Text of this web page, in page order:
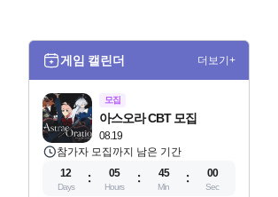
게임 캘린더 더보기+
모집
08.19
아스오라 CBT 모집
참가자 모집까지 남은 기간
12
Days
05
Hours
44
Min
59
Sec